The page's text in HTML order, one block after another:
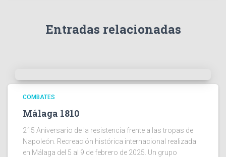
Entradas relacionadas
COMBATES
Málaga 1810
215 Aniversario de la resistencia frente a las tropas de
Napoleón. Recreación histórica internacional realizada
en Málaga del 5 al 9 de febrero de 2025. Un grupo